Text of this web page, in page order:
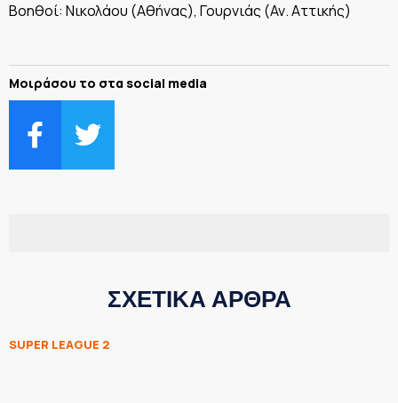
Βοηθοί: Νικολάου (Αθήνας), Γουρνιάς (Αν. Αττικής)
Μοιράσου το στα social media
ΣΧΕΤΙΚΑ ΑΡΘΡΑ
SUPER LEAGUE 2